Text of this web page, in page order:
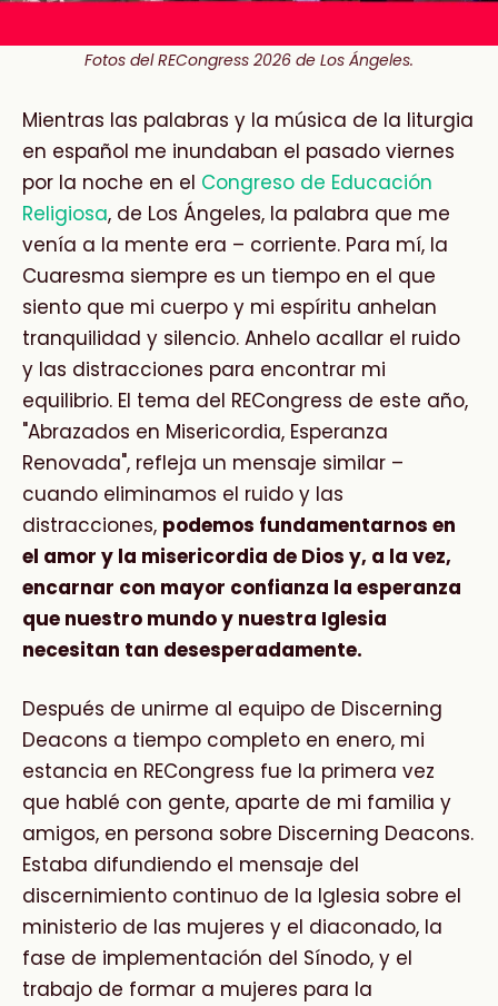
Fotos del RECongress 2026 de Los Ángeles.
Mientras las palabras y la música de la liturgia
en español me inundaban el pasado viernes
por la noche en el Congreso de Educación
Religiosa, de Los Ángeles, la palabra que me
venía a la mente era – corriente. Para mí, la
Cuaresma siempre es un tiempo en el que
siento que mi cuerpo y mi espíritu anhelan
tranquilidad y silencio. Anhelo acallar el ruido
y las distracciones para encontrar mi
equilibrio. El tema del RECongress de este año,
"Abrazados en Misericordia, Esperanza
Renovada", refleja un mensaje similar –
cuando eliminamos el ruido y las
distracciones, podemos fundamentarnos en
el amor y la misericordia de Dios y, a la vez,
encarnar con mayor confianza la esperanza
que nuestro mundo y nuestra Iglesia
necesitan tan desesperadamente.
Después de unirme al equipo de Discerning
Deacons a tiempo completo en enero, mi
estancia en RECongress fue la primera vez
que hablé con gente, aparte de mi familia y
amigos, en persona sobre Discerning Deacons.
Estaba difundiendo el mensaje del
discernimiento continuo de la Iglesia sobre el
ministerio de las mujeres y el diaconado, la
fase de implementación del Sínodo, y el
trabajo de formar a mujeres para la